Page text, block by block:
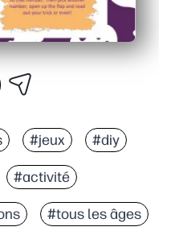
#jeux #diy
#activité
#tous les âges